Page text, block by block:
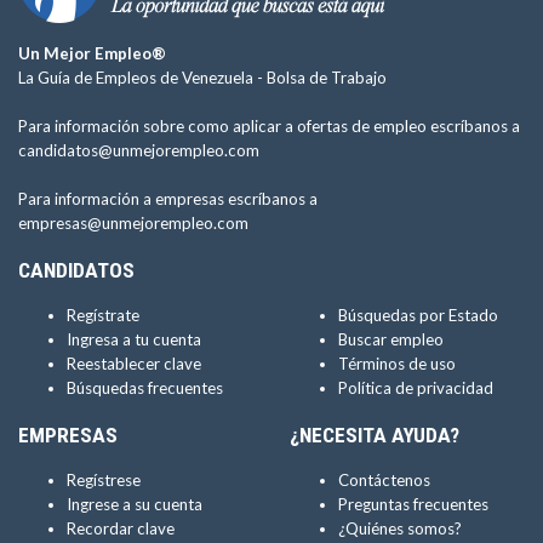
Un Mejor Empleo®
La Guía de Empleos de Venezuela - Bolsa de Trabajo
Para información sobre como aplicar a ofertas de empleo escríbanos a
candidatos@unmejorempleo.com
Para información a empresas escríbanos a
empresas@unmejorempleo.com
CANDIDATOS
Regístrate
Ingresa a tu cuenta
Reestablecer clave
Búsquedas frecuentes
Búsquedas por Estado
Buscar empleo
Términos de uso
Política de privacidad
EMPRESAS
Regístrese
Ingrese a su cuenta
Recordar clave
¿NECESITA AYUDA?
Contáctenos
Preguntas frecuentes
¿Quiénes somos?